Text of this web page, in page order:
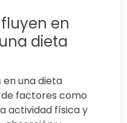
en
dieta
en una dieta
factores como
actividad física y